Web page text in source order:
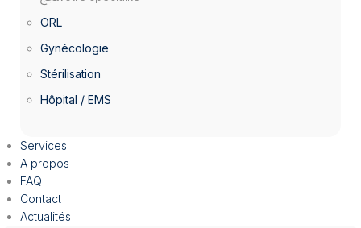
ORL
Gynécologie
Stérilisation
Hôpital / EMS
Services
A propos
FAQ
Contact
Actualités